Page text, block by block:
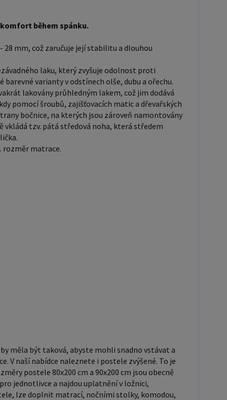
- ZDE Úložný prostor - nakupujte
toppery - nakupujte - ZDE Rozměry
Rozměry postele jsou klíčové pro pohodlí a
ložnice. Výška postele by měla být taková, abyste
vstávat a lehat. Rozměry postele mohou
vzhled a funkčnost vaší ložnice. V naší
i postele zvýšené. To je obzvláště důležité
osoby nebo osoby s omezenou pohyblivostí.
80x200 cm a 90x200 cm jsou obecně
masivní smrk, ale lépe se opracovává. Borovicové
krásnou barvou a okouzlující kresbou. Má
která díky obsahu jádra místy přechází až do
hnědého nebo načervenalého odstínu. Tento
během spánku.
28 mm, což zaručuje její stabilitu a dlouhou
laku, který zvyšuje odolnost proti
varianty v odstínech olše, dubu a ořechu.
lakovány průhledným lakem, což jim dodává
pomocí šroubů, zajišťovacích matic a dřevařských
bočnice, na kterých jsou zároveň namontovány
vkládá tzv. pátá středová noha, která středem
rozměr matrace.
měla být taková, abyste mohli snadno vstávat a
V naší nabídce naleznete i postele zvýšené. To je
postele 80x200 cm a 90x200 cm jsou obecně
jednotlivce a najdou uplatnění v ložnici,
lze doplnit matrací, nočními stolky, komodou,